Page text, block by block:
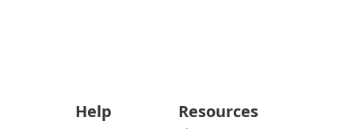
Help Resources